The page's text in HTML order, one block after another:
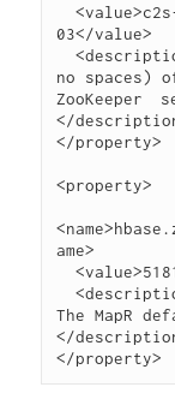
  <value>c2s-mapr-01,c2s-mapr-02,c2s-mapr-
03</value>
  <description>A comma separated list (with
no spaces)
ZooKeeper
</
</property>
<property>
ame>
  <value>5181</value>
  <description>The Zookeeper client port.
The MapR
</